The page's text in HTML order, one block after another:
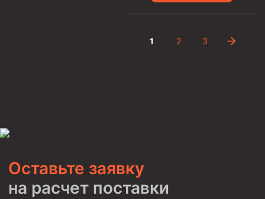
Стропы цепные
Канаты стальные
1 2 3
Оставьте заявку
на расчет поставки